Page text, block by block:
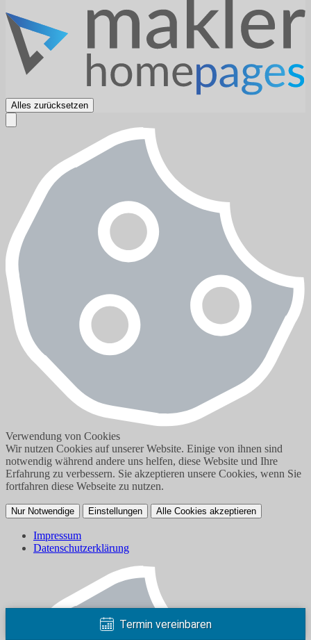
Alles zurücksetzen
Verwendung von Cookies
Wir nutzen Cookies auf unserer Website. Einige von ihnen sind
notwendig während andere uns helfen, diese Website und Ihre
Erfahrung zu verbessern. Sie akzeptieren unsere Cookies, wenn Sie
fortfahren diese Webseite zu nutzen.
Nur Notwendige Einstellungen Alle Cookies akzeptieren
Impressum
Datenschutzerklärung
Termin vereinbaren